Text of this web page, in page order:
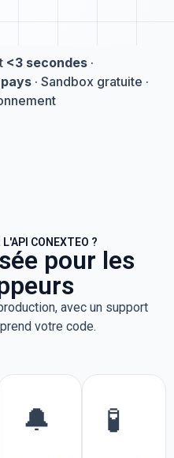
<3 secondes ·
· Sandbox gratuite ·
CONEXTEO ?
pour les
avec un support
votre code.
🔔 🧪